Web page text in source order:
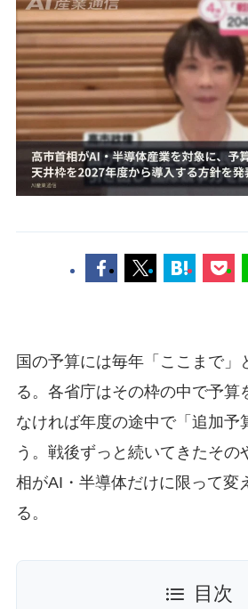
国の予算には毎年「ここまで」
る。各省庁はその枠の中で予算
なければ年度の途中で「追加予
う。戦後ずっと続いてきたその
相がAI・半導体だけに限って変
る。
目次